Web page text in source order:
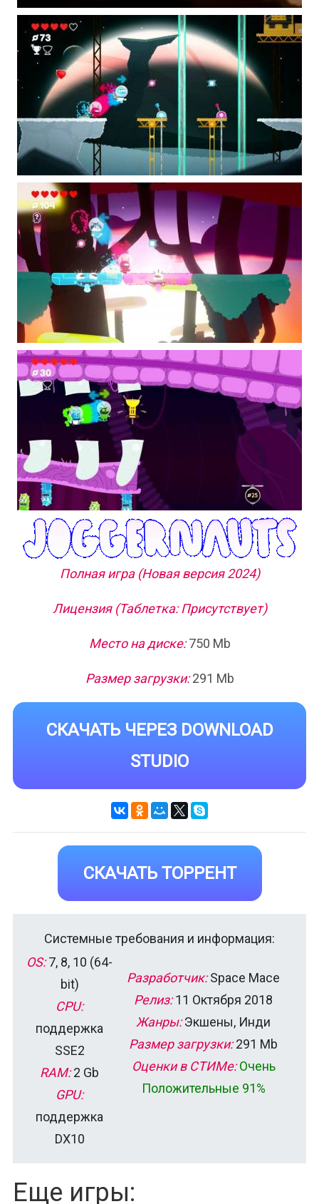
Полная игра (Новая версия 2024)
Лицензия (Таблетка: Присутствует)
Место на диске:750 Mb
Размер загрузки:291 Mb
СКАЧАТЬ ЧЕРЕЗ DOWNLOAD
STUDIO
СКАЧАТЬ ТОРРЕНТ
Системные требования и информация:
OS:7, 8, 10 (64-
bit)
CPU:
поддержка
SSE2
RAM:2 Gb
GPU:
поддержка
DX10
Разработчик:Space Mace
Релиз:11 Октября 2018
Жанры:Экшены, Инди
Размер загрузки:291 Mb
Оценки в СТИМе: Очень
Положительные 91%
Еще игры: